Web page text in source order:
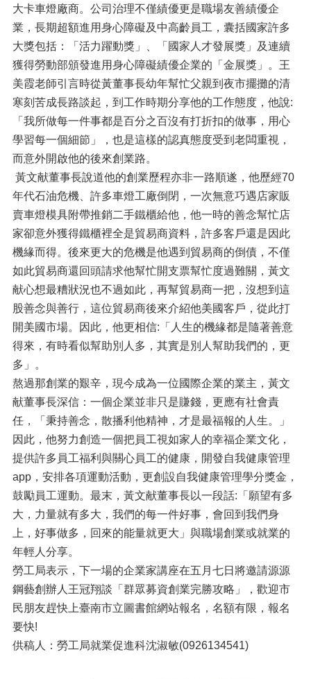
大卡車燈廠商。公司治理不僅績優更是職場友善績優企
業，長期超額進用身心障礙及中高齡員工，囊括國家許多
大獎包括：「活力躍動獎」、「國家人才發展獎」及連續
獲得勞動部頒發進用身心障礙績優企業的「金展獎」。王
美霞老師引言時從黃董事長幼年幫忙父親到夜市擺攤的清
寒刻苦成長路談起，到工作時期分享他的工作態度，他說:
「我所做每一件事都是百分之百沒有打折扣的做事，用心
學習每一個細節」，也是這樣的認真態度受到老闆重視，
而意外開啟他的後來創業路。
黃文献董事長說道他的創業歷程亦非一路順遂，他歷經70
年代石油危機、許多車燈工廠倒閉，一次無意巧遇店家販
賣車燈模具附帶推銷二手鐵櫃給他，他一時的善念幫忙店
家卻意外獲得鐵櫃裡全是貿易商資料，許多客戶還是因此
機緣而得。後來更大的危機是他遇到貿易商的倒債，不僅
如此貿易商還回頭請求他幫忙開支票幫忙度過難關，黃文
献心想最糟狀況也不過如此，再幫貿易商一把，沒想到這
股善念與善行，這位貿易商後來介紹他美國客戶，從此打
開美國市場。因此，他更相信:「人生的機緣都是隨著善意
得來，有時看似幫助別人多，其實是別人幫助我們的，更
多」。
熬過那創業的艱辛，現今成為一位國際企業的業主，黃文
献董事長深信：一個企業並非只是賺錢，更應有社會責
任，「秉持善念，散播利他精神，才是最福報的人生。」
因此，他努力創造一個把員工視如家人的幸福企業文化，
提供許多員工福利與關心員工的健康，開發自我健康管理
app，安排各項運動活動，更創設自我健康管理學分獎金，
鼓勵員工運動。最末，黃文献董事長以一段話:「願望有多
大，力量就有多大，我們的每一件好事，會回到我們身
上，好事做多，回來的能量就更大」與職場創業或就業的
年輕人分享。
勞工局表示，下一場的企業家講座在五月七日將邀請源源
鋼藝創辦人王冠翔談「群眾募資創業完勝攻略」，歡迎市
民朋友趕快上臺南市立圖書館網站報名，名額有限，報名
要快!
供稿人：勞工局就業促進科沈淑敏(0926134541)